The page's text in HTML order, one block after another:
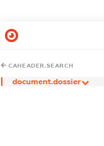
CAHEADER.SEARCH
document.dossier